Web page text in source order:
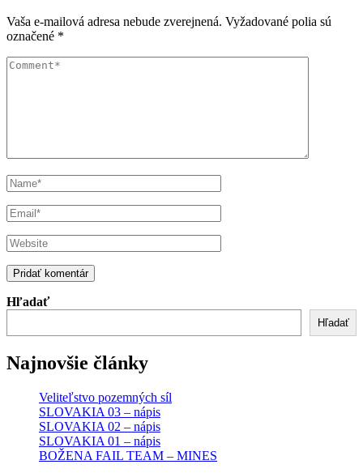
Vaša e-mailová adresa nebude zverejnená. Vyžadované polia sú
označené *
Hľadať
Hľadať
Najnovšie články
Veliteľstvo pozemných síl
SLOVAKIA 03 – nápis
SLOVAKIA 02 – nápis
SLOVAKIA 01 – nápis
BOŽENA FAIL TEAM – MINES